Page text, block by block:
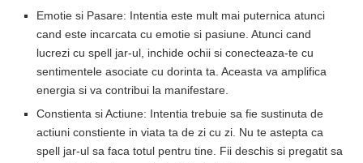
Emotie si Pasare: Intentia este mult mai puternica atunci
cand este incarcata cu emotie si pasiune. Atunci cand
lucrezi cu spell jar-ul, inchide ochii si conecteaza-te cu
sentimentele asociate cu dorinta ta. Aceasta va amplifica
energia si va contribui la manifestare.
Constienta si Actiune: Intentia trebuie sa fie sustinuta de
actiuni constiente in viata ta de zi cu zi. Nu te astepta ca
spell jar-ul sa faca totul pentru tine. Fii deschis si pregatit sa